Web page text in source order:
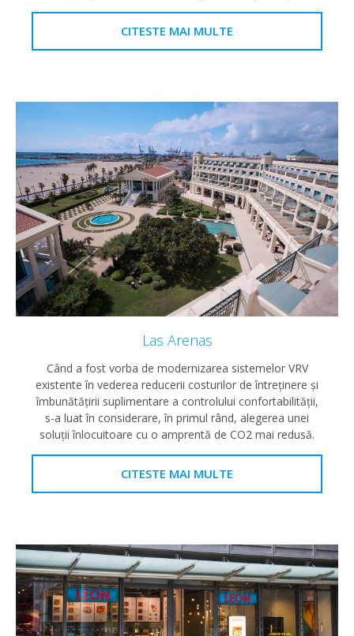
CITESTE MAI MULTE
Las Arenas
Când a fost vorba de modernizarea sistemelor VRV
existente în vederea reducerii costurilor de întreţinere şi
îmbunătăţirii suplimentare a controlului confortabilităţii,
s-a luat în considerare, în primul rând, alegerea unei
soluţii înlocuitoare cu o amprentă de CO2 mai redusă.
CITESTE MAI MULTE